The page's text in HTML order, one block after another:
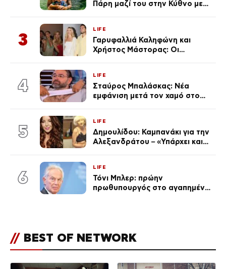
Πάρη μαζί του στην Κύθνο με
3
LIFE
Γαρυφαλλιά Καληφώνη και
Χρήστος Μάστορας: Οι
απαρατήρητη
4
LIFE
Σταύρος Μπαλάσκας: Νέα
εμφάνιση μετά τον χαμό στο
5
LIFE
Δημουλίδου: Καμπανάκι για την
Αλεξανδράτου – «Υπάρχει και
6
LIFE
Τόνι Μπλερ: πρώην
πρωθυπουργός στο αγαπημένο
// BEST OF NETWORK